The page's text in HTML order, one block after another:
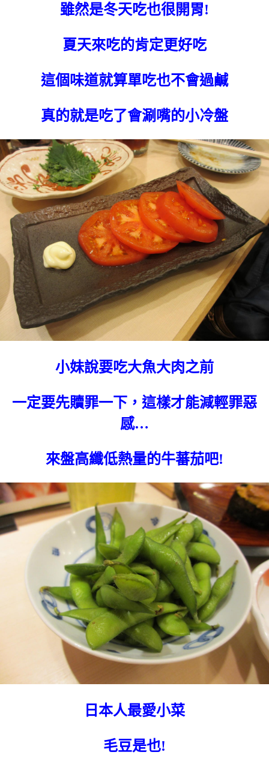
雖然是冬天吃也很開胃!
夏天來吃的肯定更好吃
這個味道就算單吃也不會過鹹
真的就是吃了會涮嘴的小冷盤
小妹說要吃大魚大肉之前
一定要先贖罪一下，這樣才能減輕罪惡
感…
來盤高纖低熱量的牛蕃茄吧!
日本人最愛小菜
毛豆是也!